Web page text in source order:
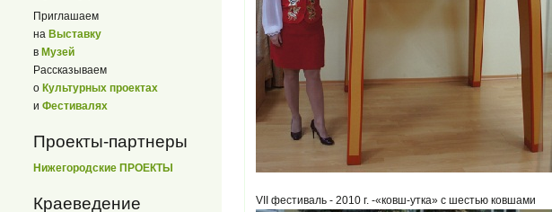
Приглашаем
на Выставку
в Музей
Рассказываем
о Культурных проектах
и Фестивалях
Проекты-партнеры
Нижегородские ПРОЕКТЫ
Краеведение VII фестиваль - 2010 г. -«ковш-утка» с шестью ковшами